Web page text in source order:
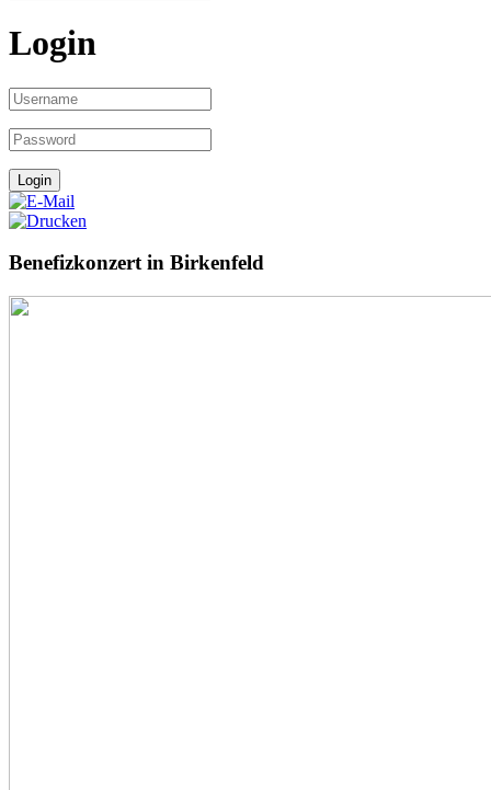
Login
Benefizkonzert in Birkenfeld